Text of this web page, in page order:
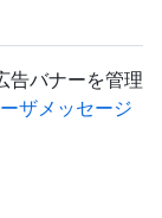
告バナーを管理
ザメッセージ